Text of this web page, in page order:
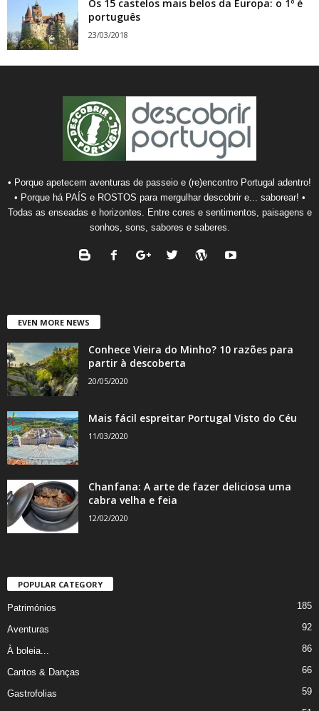
Os 15 castelos mais belos da Europa: o 1º é
português
23/03/2018
• Porque apetecem aventuras de passeio e (re)encontro Portugal adentro!
• Porque há PAÍS e ROSTOS para mergulhar descobrir e... saborear! •
Todas as enseadas e horizontes. Entre cores e sentimentos, paisagens e
sonhos, sons, sabores e saberes.
EVEN MORE NEWS
Conhece Vieira do Minho? 10 razões para
partir à descoberta
20/05/2020
Mais fácil espreitar Portugal Visto do Céu
11/03/2020
Chanfana: A arte de fazer deliciosa uma
cabra velha e feia
12/02/2020
POPULAR CATEGORY
Patrimónios 185
Aventuras 92
À boleia... 86
Cantos & Danças 66
Gastrofolias 59